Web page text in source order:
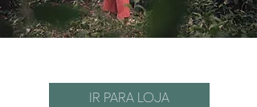
IR PARA LOJA